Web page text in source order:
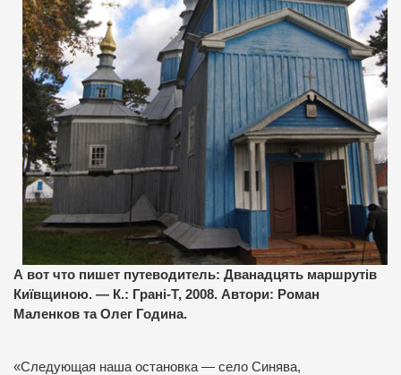
А вот что пишет путеводитель: Дванадцять маршрутів
Київщиною. — К.: Грані-Т, 2008. Автори: Роман
Маленков та Олег Година.
«Следующая наша остановка — село Синява,